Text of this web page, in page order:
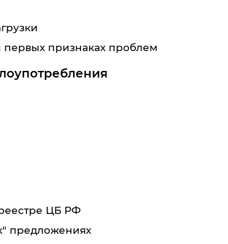
первых признаках проблем
ЦБ РФ
предложениях